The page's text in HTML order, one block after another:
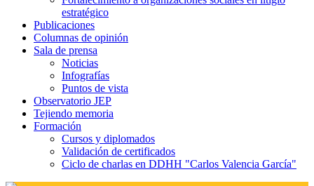
estratégico
Publicaciones
Columnas de opinión
Sala de prensa
Noticias
Infografías
Puntos de vista
Observatorio JEP
Tejiendo memoria
Formación
Cursos y diplomados
Validación de certificados
Ciclo de charlas en DDHH "Carlos Valencia García"